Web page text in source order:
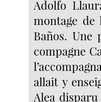
Adolfo
montage de
Baños. Une
compagne
allait y
Alea